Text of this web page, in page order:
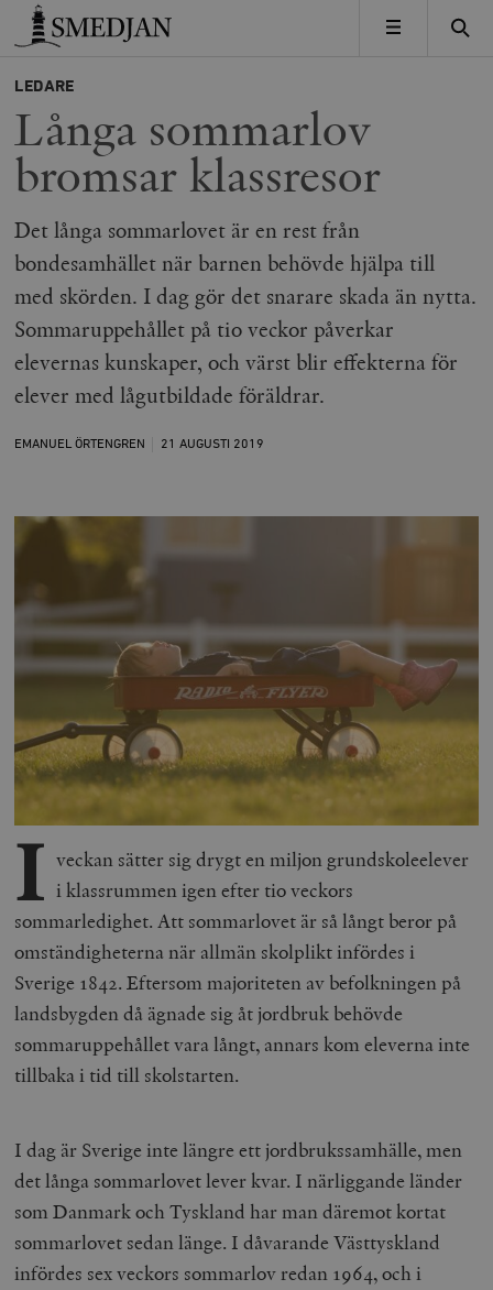
Timbro
MENY
LEDARE
Långa sommarlov
bromsar klassresor
Det långa sommarlovet är en rest från
bondesamhället när barnen behövde hjälpa till
med skörden. I dag gör det snarare skada än nytta.
Sommaruppehållet på tio veckor påverkar
elevernas kunskaper, och värst blir effekterna för
elever med lågutbildade föräldrar.
EMANUEL ÖRTENGREN 21 AUGUSTI 2019
I veckan sätter sig drygt en miljon grundskoleelever
i klassrummen igen efter tio veckors
sommarledighet. Att sommarlovet är så långt beror på
omständigheterna när allmän skolplikt infördes i
Sverige 1842. Eftersom majoriteten av befolkningen på
landsbygden då ägnade sig åt jordbruk behövde
sommaruppehållet vara långt, annars kom eleverna inte
tillbaka i tid till skolstarten.
I dag är Sverige inte längre ett jordbrukssamhälle, men
det långa sommarlovet lever kvar. I närliggande länder
som Danmark och Tyskland har man däremot kortat
sommarlovet sedan länge. I dåvarande Västtyskland
infördes sex veckors sommarlov redan 1964, och i